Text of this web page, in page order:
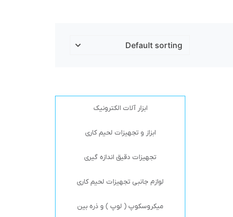
ابزار آلات الکترونیک
ابزاز و تجهیزات لحیم کاری
تجهیزات دقیق اندازه گیری
لوازم جانبی تجهیزات لحیم کاری
میکروسکوپ ( لوپ ) و ذره بین